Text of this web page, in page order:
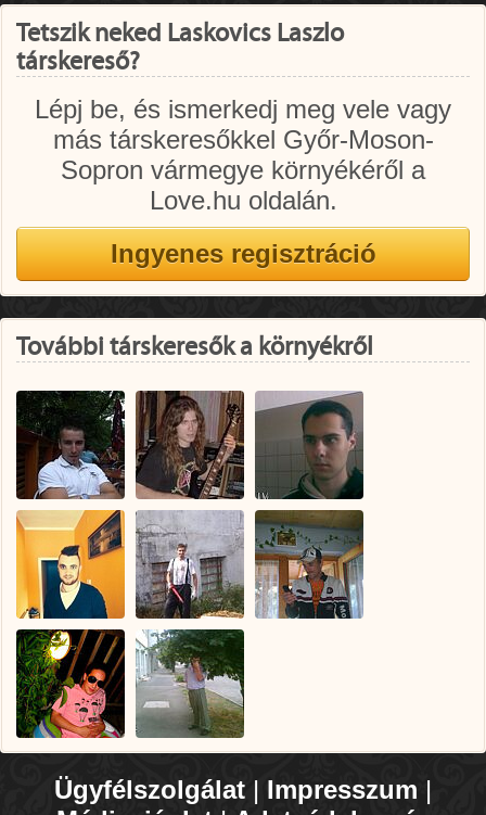
Tetszik neked Laskovics Laszlo
társkereső?
Lépj be, és ismerkedj meg vele vagy
más társkeresőkkel Győr-Moson-
Sopron vármegye környékéről a
Love.hu oldalán.
További társkeresők a környékről
Ügyfélszolgálat | Impresszum |